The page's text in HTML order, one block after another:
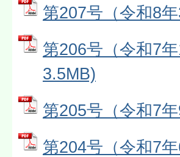
第207号（令和8
第206号（令和7
3.5MB)
第205号（令和7
第204号（令和7